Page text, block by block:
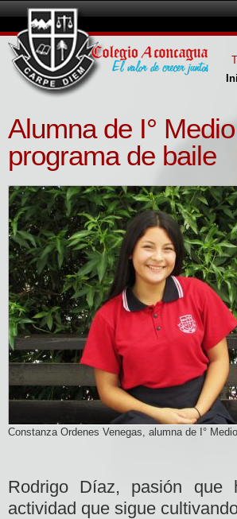
Alumna de I°
programa de baile
Constanza Ordenes Venegas, alumna de I°
Rodrigo Díaz, pasión que
actividad que sigue